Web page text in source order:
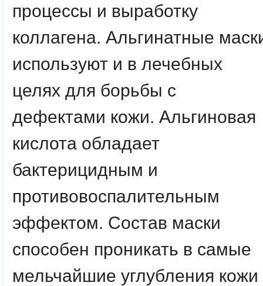
процессы и выработку
коллагена. Альгинатные
используют и в лечебных
целях для борьбы с
дефектами кожи. Альгиновая
кислота обладает
бактерицидным и
противовоспалительным
эффектом. Состав маски
способен проникать в самые
мельчайшие углубления кожи